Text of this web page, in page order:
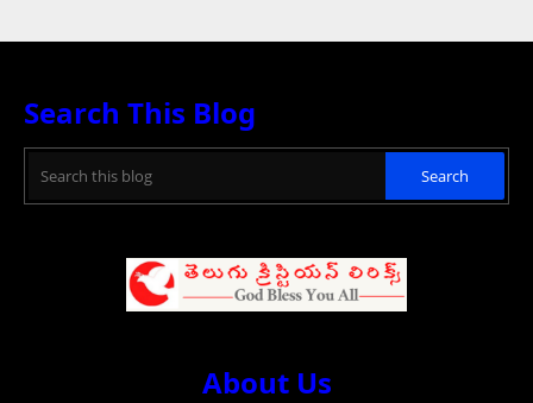
Search This Blog
About Us